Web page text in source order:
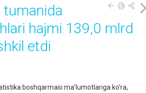
tumanida
hajmi 139,0 mlrd
etdi
boshqarmasi ma’lumotlariga ko‘ra,